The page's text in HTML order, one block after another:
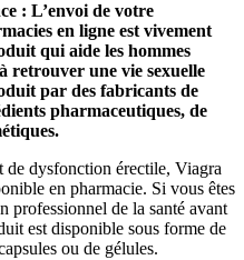
: L’envoi de votre
en ligne est vivement
qui aide les hommes
retrouver une vie sexuelle
par des fabricants de
pharmaceutiques, de
de dysfonction érectile, Viagra
en pharmacie. Si vous êtes
professionnel de la santé avant
est disponible sous forme de
ou de gélules.